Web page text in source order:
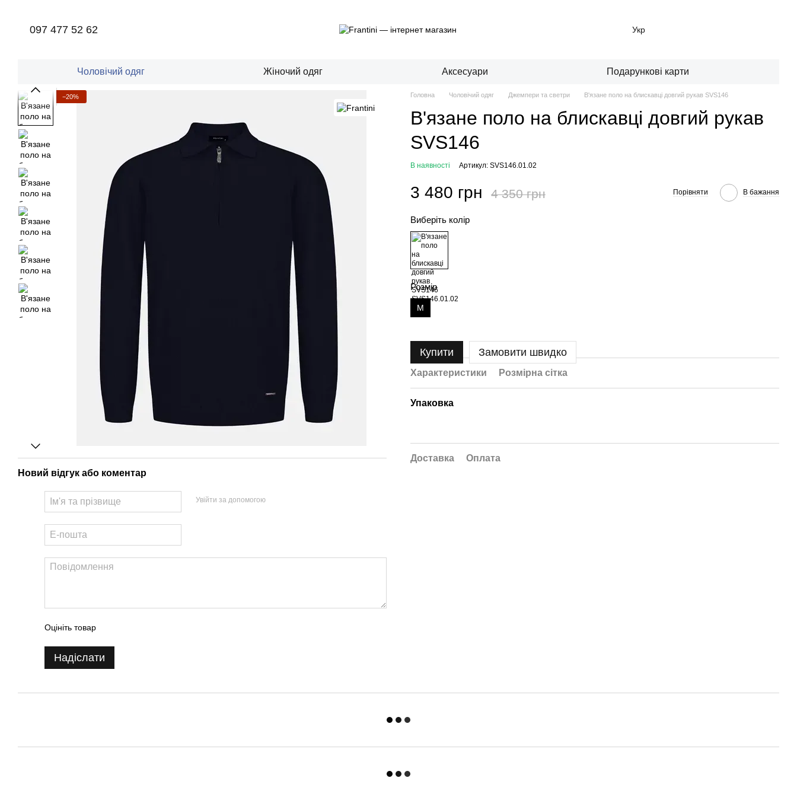
097 477 52 62 Укр
Чоловічий одяг Жіночий одяг Аксесуари Подарункові карти
−20%
Новий відгук або коментар
Увійти за допомогою
Оцініть товар
Надіслати
Головна Чоловічий одяг Джемпери та светри В'язане поло на блискавці довгий рукав SVS146
В'язане поло на блискавці довгий рукав
SVS146
В наявності Артикул: SVS146.01.02
3 480 грн 4 350 грн Порівняти В бажання
Виберіть колір
Розмір
M
Купити Замовити швидко
Характеристики Розмірна сітка
Упаковка
Доставка Оплата